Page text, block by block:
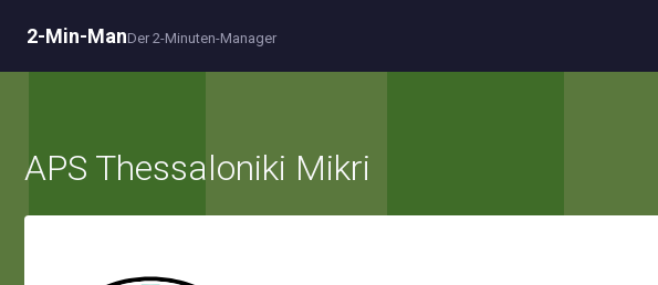
2-Min-ManDer 2-Minuten-Manager
APS Thessaloniki Mikri